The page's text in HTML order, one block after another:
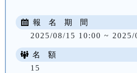
報 名 期 間
2025/08/15 10:00 ~ 2025/
名 額
15